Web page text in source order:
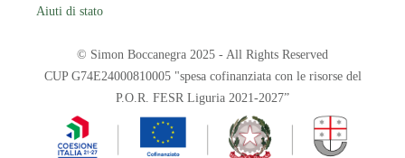
Aiuti di stato
© Simon Boccanegra 2025 - All Rights Reserved
CUP G74E24000810005 "spesa cofinanziata con le risorse del
P.O.R. FESR Liguria 2021-2027”